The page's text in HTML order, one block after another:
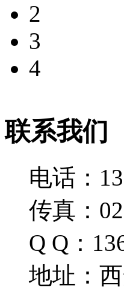
2
3
4
联系我们
电话：
传真：
Q Q：
地址：